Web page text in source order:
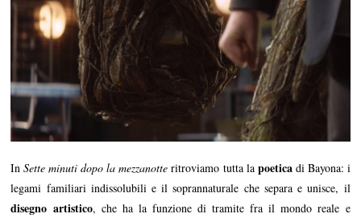
In Sette minuti dopo la mezzanotte ritroviamo tutta la poeticadi Bayona: i
legami familiari indissolubili e il soprannaturale che separa e unisce, il
disegno artistico, che ha la funzione di tramite fra il mondo reale e